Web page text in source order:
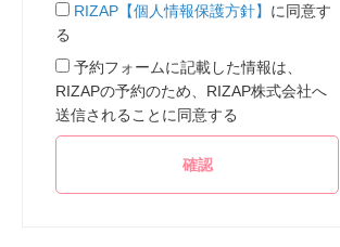
RIZAP【個人情報保護方針】 に同意す
る
予約フォームに記載した情報は、
RIZAPの予約のため、RIZAP株式会社へ
送信されることに同意する